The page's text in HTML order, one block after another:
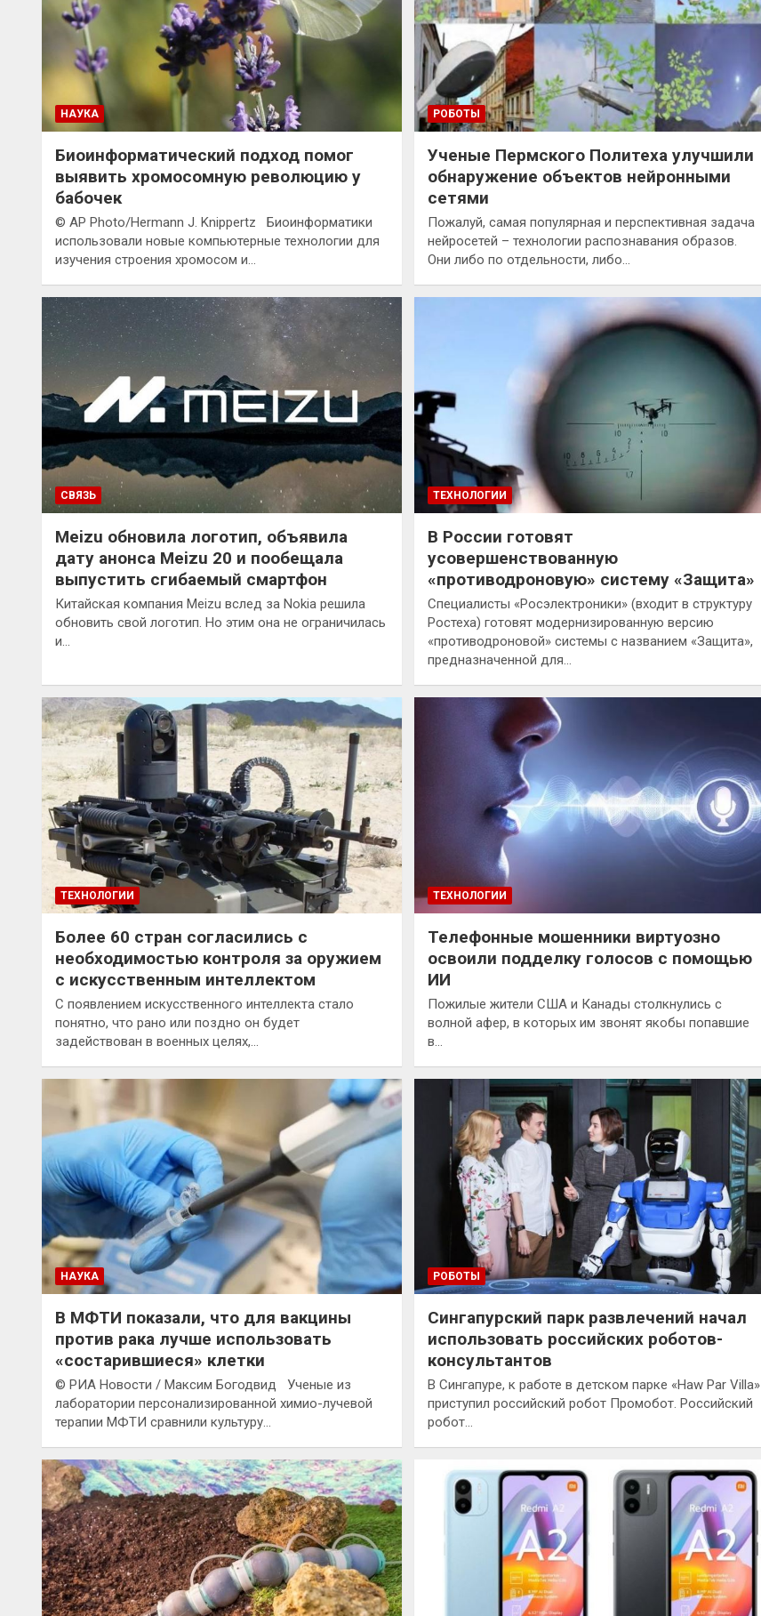
НАУКА
Биоинформатический подход помог
выявить хромосомную революцию у
бабочек
© AP Photo/Hermann J. Knippertz Биоинформатики
использовали новые компьютерные технологии для
изучения строения хромосом и…
РОБОТЫ
Ученые Пермского Политеха улучшили
обнаружение объектов нейронными
сетями
Пожалуй, самая популярная и перспективная задача
нейросетей – технологии распознавания образов.
Они либо по отдельности, либо…
СВЯЗЬ
Meizu обновила логотип, объявила
дату анонса Meizu 20 и пообещала
выпустить сгибаемый смартфон
Китайская компания Meizu вслед за Nokia решила
обновить свой логотип. Но этим она не ограничилась
и…
ТЕХНОЛОГИИ
В России готовят
усовершенствованную
«противодроновую» систему «Защита»
Специалисты «Росэлектроники» (входит в структуру
Ростеха) готовят модернизированную версию
«противодроновой» системы с названием «Защита»,
предназначенной для…
ТЕХНОЛОГИИ
Более 60 стран согласились с
необходимостью контроля за оружием
с искусственным интеллектом
С появлением искусственного интеллекта стало
понятно, что рано или поздно он будет
задействован в военных целях,…
ТЕХНОЛОГИИ
Телефонные мошенники виртуозно
освоили подделку голосов с помощью
ИИ
Пожилые жители США и Канады столкнулись с
волной афер, в которых им звонят якобы попавшие
в…
НАУКА
В МФТИ показали, что для вакцины
против рака лучше использовать
«состарившиеся» клетки
© РИА Новости / Максим Богодвид Ученые из
лаборатории персонализированной химио-лучевой
терапии МФТИ сравнили культуру…
РОБОТЫ
Сингапурский парк развлечений начал
использовать российских роботов-
консультантов
В Сингапуре, к работе в детском парке «Haw Par Villa»
приступил российский робот Промобот. Российский
робот…